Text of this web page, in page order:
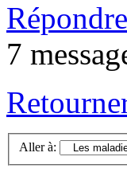
Répondre
7
Aller à: